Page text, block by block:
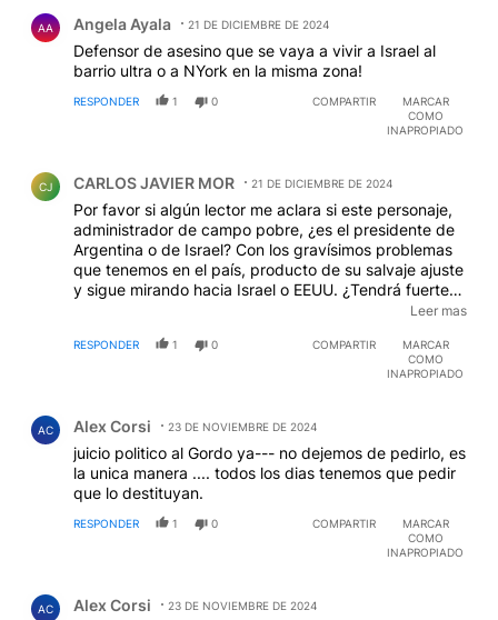
AA Angela Ayala 21 DE DICIEMBRE DE 2024
Defensor de asesino que se vaya a vivir a Israel al
barrio ultra o a NYork en la misma zona!
RESPONDER 1 0 COMPARTIR
MARCAR
COMO
INAPROPIADO
CJ CARLOS JAVIER MOR 21 DE DICIEMBRE DE 2024
Por favor si algún lector me aclara si este personaje,
administrador de campo pobre, ¿es el presidente de
Argentina o de Israel? Con los gravísimos problemas
que tenemos en el país, producto de su salvaje ajuste
y sigue mirando hacia Israel o EEUU. ¿Tendrá fuertes
inversiones con sus ministros y seguidores mas
TANTO? Aman tanto la patria que ¿nadie puede llegar
Leer mas
RESPONDER 1 0 COMPARTIR
MARCAR
COMO
INAPROPIADO
AC Alex Corsi 23 DE NOVIEMBRE DE 2024
juicio politico al Gordo ya--- no dejemos de pedirlo, es
la unica manera .... todos los dias tenemos que pedir
que lo destituyan.
RESPONDER 1 0 COMPARTIR
MARCAR
COMO
INAPROPIADO
AC Alex Corsi 23 DE NOVIEMBRE DE 2024